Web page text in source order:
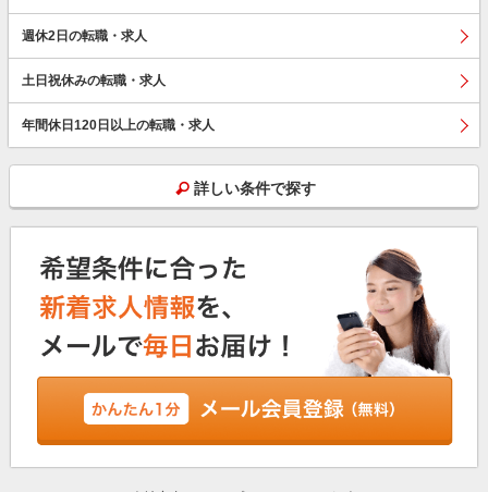
週休2日の転職・求人
土日祝休みの転職・求人
年間休日120日以上の転職・求人
詳しい条件で探す